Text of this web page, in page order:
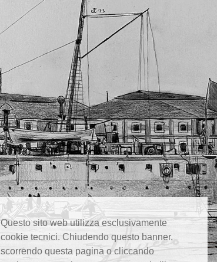
Questo sito web utilizza esclusivamente
cookie tecnici. Chiudendo questo banner,
scorrendo questa pagina o cliccando